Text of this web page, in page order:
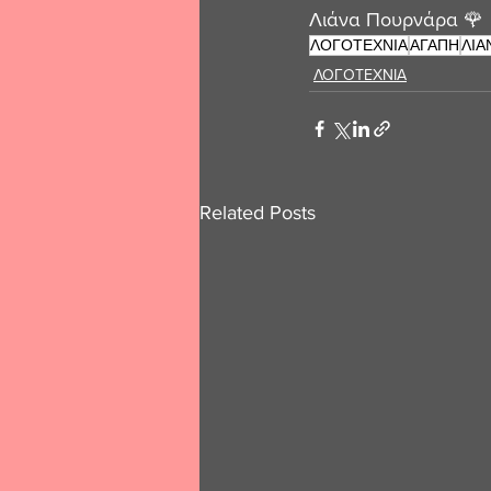
Λιάνα Πουρνάρα 🌹
ΛΟΓΟΤΕΧΝΙΑΑΓΑΠΗ
ΛΟΓΟΤΕΧΝΙΑ
Related Posts